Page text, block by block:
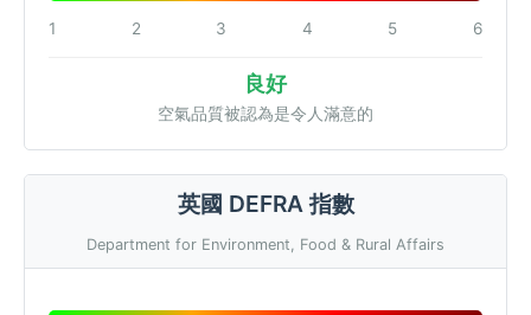
1 2 3 4 5 6
良好
空氣品質被認為是令人滿意的
英國 DEFRA 指數
Department for Environment, Food & Rural Affairs